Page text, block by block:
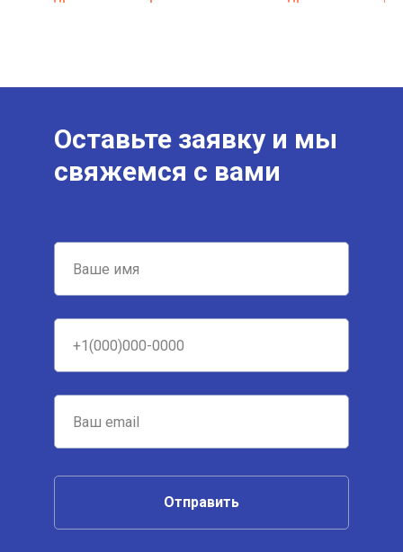
Оставьте заявку и мы
свяжемся с вами
Отправить